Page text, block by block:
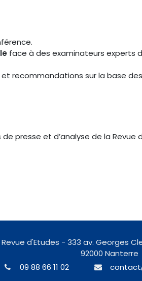
face à des examinateurs experts
recommandations sur la base
presse et d’analyse de la Revue
Revue d'Etudes - 333 av. Georges
92000 Nanterre
09 88 66 11 02